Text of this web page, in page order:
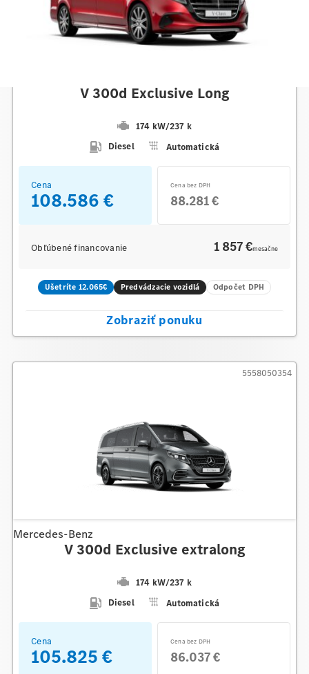
V 300d Exclusive Long
174 kW/237 k
Diesel
Automatická
Cena
108.586 €
Cena bez DPH
88.281 €
Obľúbené financovanie 1 857 €mesačne
Ušetríte 12.065€ Predvádzacie vozidlá Odpočet DPH
Zobraziť ponuku
Mercedes-Benz
V 300d Exclusive extralong
174 kW/237 k
Diesel
Automatická
5558050354
Cena
105.825 €
Cena bez DPH
86.037 €